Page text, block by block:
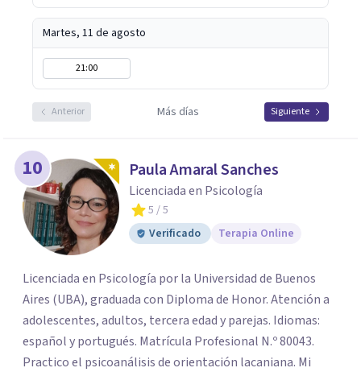
Martes, 11 de agosto
21:00
Anterior Más días Siguiente
10 Paula Amaral Sanches
Licenciada en Psicología
5 / 5
Verificado
Terapia Online
Licenciada en Psicología por la Universidad de Buenos
Aires (UBA), graduada con Diploma de Honor. Atención a
adolescentes, adultos, tercera edad y parejas. Idiomas:
español y portugués. Matrícula Profesional N.º 80043.
Practico el psicoanálisis de orientación lacaniana. Mi